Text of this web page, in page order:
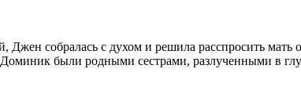
собралась с духом и решила расспросить мать
были родными сестрами, разлученными в